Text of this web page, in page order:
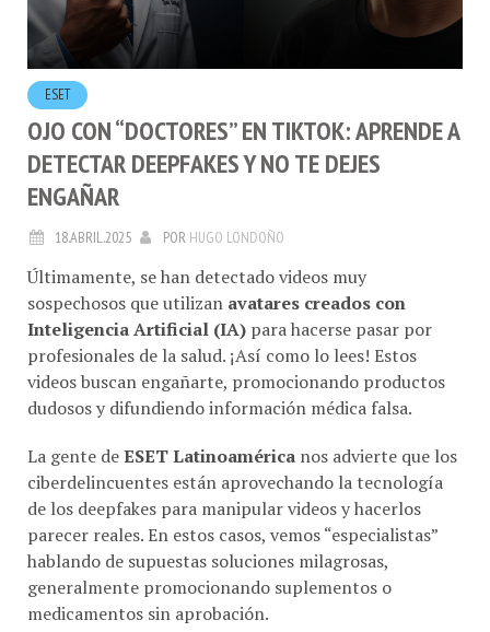
ESET
OJO CON “DOCTORES” EN TIKTOK: APRENDE A
DETECTAR DEEPFAKES Y NO TE DEJES
ENGAÑAR
18.ABRIL.2025
Últimamente, se han detectado videos muy
sospechosos que utilizanavatares creados con
Inteligencia Artificial (IA)para hacerse pasar por
profesionales de la salud. ¡Así como lo lees! Estos
videos buscan engañarte, promocionando productos
dudosos y difundiendo información médica falsa.
ciberdelincuentes están aprovechando la tecnología
de los deepfakes para manipular videos y hacerlos
parecer reales. En estos casos, vemos “especialistas”
hablando de supuestas soluciones milagrosas,
generalmente promocionando suplementos o
medicamentos sin aprobación.